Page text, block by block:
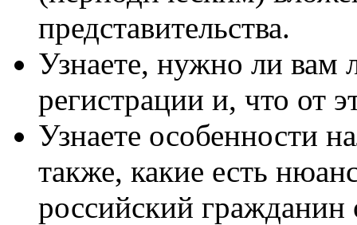
представительства.
Узнаете, нужно ли вам
регистрации и, что от
Узнаете особенности
также, какие есть
российский